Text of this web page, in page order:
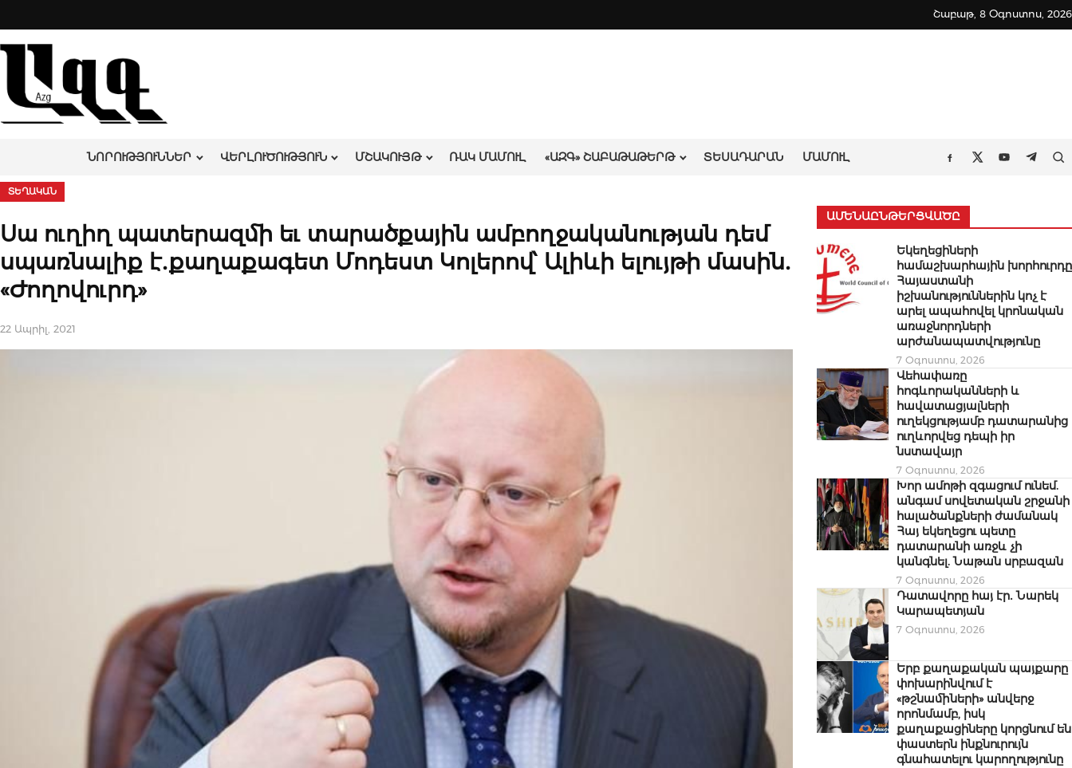
to
content
Շաբաթ, 8 Օգոստոս, 2026
ՆՈՐՈՒԹՅՈՒՆՆԵՐ ՎԵՐԼՈՒԾՈՒԹՅՈՒՆ ՄՇԱԿՈՒՅԹ ՌԱԿ ՄԱՄՈՒԼ «ԱԶԳ» ՇԱԲԱԹԱԹԵՐԹ ՏԵՍԱԴԱՐԱՆ ՄԱՄՈՒԼ
Facebook
TwitterYoutube
ՏԵՂԱԿԱՆ
Սա ուղիղ պատերազմի եւ տարածքային ամբողջականության դեմ
սպառնալիք է․քաղաքագետ Մոդեստ Կոլերով՝ Ալիևի ելույթի մասին․
«Ժողովուրդ»
22 Ապրիլ, 2021
ԱՄԵՆԱԸՆԹԵՐՑՎԱԾԸ
Եկեղեցիների
համաշխարհային խորհուրդը
Հայաստանի
իշխանություններին կոչ է
արել ապահովել կրոնական
առաջնորդների
արժանապատվությունը
7 Օգոստոս, 2026
Վեհափառը
հոգևորականների և
հավատացյալների
ուղեկցությամբ դատարանից
ուղևորվեց դեպի իր
նստավայր
7 Օգոստոս, 2026
Խոր ամոթի զգացում ունեմ.
անգամ սովետական շրջանի
հալածանքների ժամանակ
Հայ եկեղեցու պետը
դատարանի առջև չի
կանգնել. Նաթան սրբազան
7 Օգոստոս, 2026
Դատավորը հայ էր․ Նարեկ
Կարապետյան
7 Օգոստոս, 2026
Երբ քաղաքական պայքարը
փոխարինվում է
«թշնամիների» անվերջ
որոնմամբ, իսկ
քաղաքացիները կորցնում են
փաստերն ինքնուրույն
գնահատելու կարողությունը